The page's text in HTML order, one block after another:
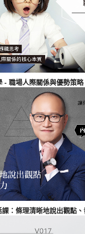
- 職場人際關係與優勢策略
：條理清晰地說出觀點